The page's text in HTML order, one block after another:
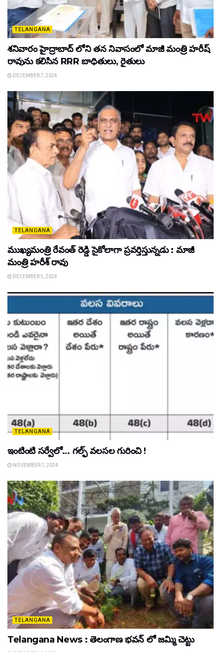
TELANGANA
శనివారం హైద్రాబాద్ లోని తన నివాసంలో మాజీ మంత్రి హరీష్
రావును కలిసిన RRR బాధితులు, రైతులు
DECEMBER 7, 2024
TELANGANA
ముఖ్యమంత్రి రేవంత్ రెడ్డి సైకోలాగా ప్రవర్తిస్తున్నడు : మాజీ
మంత్రి హరీశ్ రావు
DECEMBER 5, 2024
TELANGANA
ఇంటింటి సర్వేలో… గల్ఫ్ వలసల గురించి !
NOVEMBER 7, 2024
TELANGANA
Telangana News : తెలంగాణ భవన్ లో జమ్మి చెట్టు